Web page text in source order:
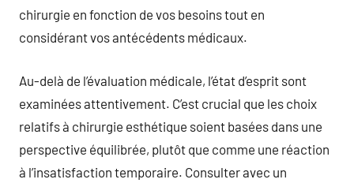
chirurgie en fonction de vos besoins tout en
considérant vos antécédents médicaux.
Au-delà de l’évaluation médicale, l’état d’esprit sont
examinées attentivement. C’est crucial que les choix
relatifs à chirurgie esthétique soient basées dans une
perspective équilibrée, plutôt que comme une réaction
à l’insatisfaction temporaire. Consulter avec un